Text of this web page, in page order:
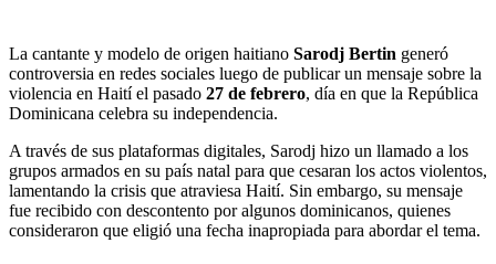
La cantante y modelo de origen haitiano Sarodj Bertin generó
controversia en redes sociales luego de publicar un mensaje sobre la
violencia en Haití el pasado 27 de febrero, día en que la República
Dominicana celebra su independencia.
A través de sus plataformas digitales, Sarodj hizo un llamado a los
grupos armados en su país natal para que cesaran los actos violentos,
lamentando la crisis que atraviesa Haití. Sin embargo, su mensaje
fue recibido con descontento por algunos dominicanos, quienes
consideraron que eligió una fecha inapropiada para abordar el tema.